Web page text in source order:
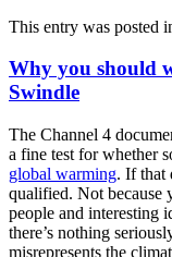
This entry was posted
Why you should
Swindle
The Channel 4
a fine test for whether
global warming. If that
qualified. Not because
people and interesting
there’s nothing
misrepresents the